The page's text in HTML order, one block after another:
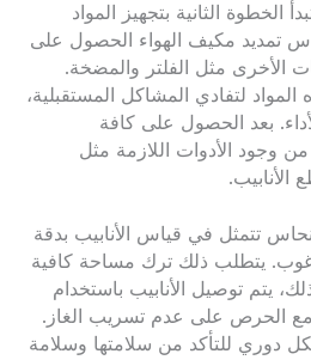
الخطوة الثانية بتجهيز المواد
تمديد مكيف الهواء الحصول على
الأخرى مثل الفلتر والمضخة.
لتفادي المشاكل المستقبلية،
بعد الحصول على كافة
من وجود الأدوات اللازمة مثل
الأنابيب.
تتمثل في قياس الأنابيب بدقة
يتطلب ذلك ترك مساحة كافية
يتم توصيل الأنابيب باستخدام
مع الحرص على عدم تسريب الغاز.
دوري للتأكد من سلامتها وسلامة